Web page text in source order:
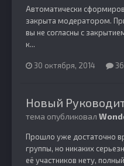
Автоматически
закрыта модератором.
вы не согласны с
к...
30 октября, 2014
Новый
тема опубликовал
Прошло уже достаточно
группы, но никаких
её участников нету,